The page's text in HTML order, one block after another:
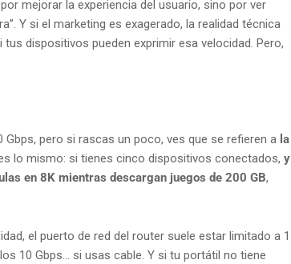
mejorar la experiencia del usuario, sino por ver
Y si el marketing es exagerado, la realidad técnica
dispositivos pueden exprimir esa velocidad. Pero,
pero si rascas un poco, ves que se refieren a la
lo mismo: si tienes cinco dispositivos conectados, y
en 8K mientras descargan juegos de 200 GB,
el puerto de red del router suele estar limitado a 1
10 Gbps… si usas cable. Y si tu portátil no tiene